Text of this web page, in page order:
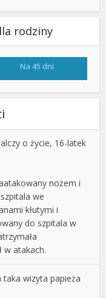
rodziny
Na 45 dni
o życie, 16-latek
nożem i
we
kłutymi i
do szpitala w
w atakach.
taka wizyta papieża